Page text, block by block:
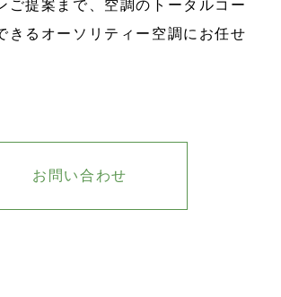
ご提案まで、空調のトータルコー
きるオーソリティー空調にお任せ
お問い合わせ